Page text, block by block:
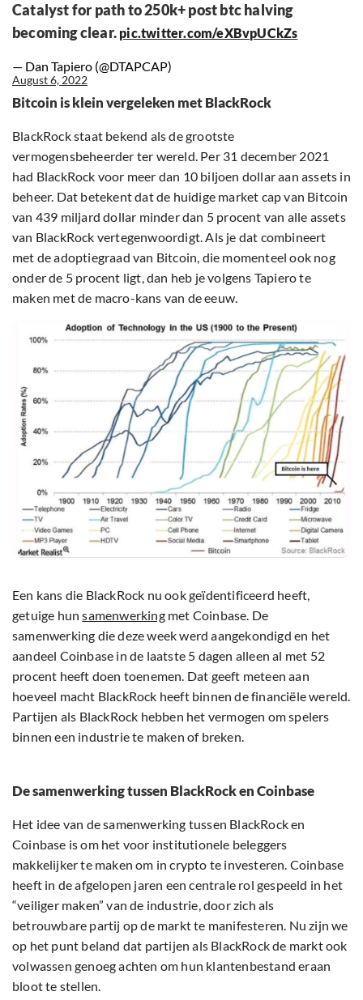
Catalyst for path to 250k+ post btc halving
becoming clear. pic.twitter.com/eXBvpUCkZs
— Dan Tapiero (@DTAPCAP)
August 6, 2022
Bitcoin is klein vergeleken met BlackRock
BlackRock staat bekend als de grootste
vermogensbeheerder ter wereld. Per 31 december 2021
had BlackRock voor meer dan 10 biljoen dollar aan assets in
beheer. Dat betekent dat de huidige market cap van Bitcoin
van 439 miljard dollar minder dan 5 procent van alle assets
van BlackRock vertegenwoordigt. Als je dat combineert
met de adoptiegraad van Bitcoin, die momenteel ook nog
onder de 5 procent ligt, dan heb je volgens Tapiero te
maken met de macro-kans van de eeuw.
Een kans die BlackRock nu ook geïdentificeerd heeft,
getuige hunsamenwerkingmet Coinbase. De
samenwerking die deze week werd aangekondigd en het
aandeel Coinbase in de laatste 5 dagen alleen al met 52
procent heeft doen toenemen. Dat geeft meteen aan
hoeveel macht BlackRock heeft binnen de financiële wereld.
Partijen als BlackRock hebben het vermogen om spelers
binnen een industrie te maken of breken.
De samenwerking tussen BlackRock en Coinbase
Het idee van de samenwerking tussen BlackRock en
Coinbase is om het voor institutionele beleggers
makkelijker te maken om in crypto te investeren. Coinbase
heeft in de afgelopen jaren een centrale rol gespeeld in het
“veiliger maken” van de industrie, door zich als
betrouwbare partij op de markt te manifesteren. Nu zijn we
op het punt beland dat partijen als BlackRock de markt ook
volwassen genoeg achten om hun klantenbestand eraan
bloot te stellen.